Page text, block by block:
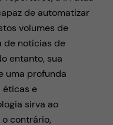
de automatizar
volumes de
de notícias de
entanto, sua
uma profunda
éticas e
sirva ao
contrário,